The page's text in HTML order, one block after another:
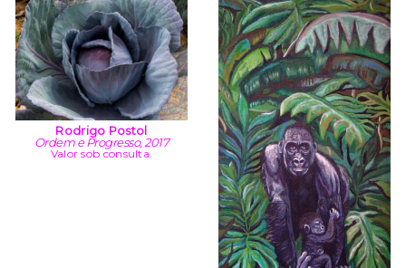
Rodrigo Postol
Ordem e Progresso, 2017
Valor sob consulta.